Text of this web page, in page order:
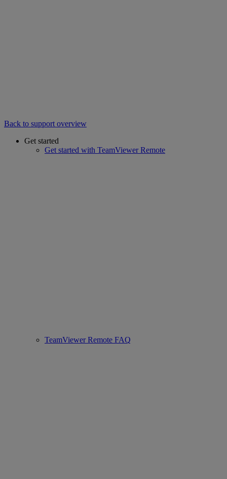
Back to support overview
Get started
Get started with TeamViewer Remote
TeamViewer Remote FAQ